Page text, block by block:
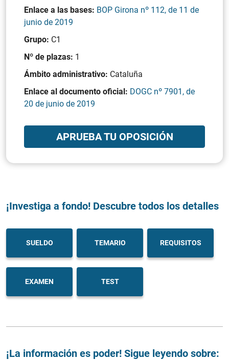
Enlace a las bases: BOP Girona nº 112, de 11 de
junio de 2019
Grupo: C1
Nº de plazas: 1
Ámbito administrativo: Cataluña
Enlace al documento oficial: DOGC nº 7901, de
20 de junio de 2019
APRUEBA TU OPOSICIÓN
¡Investiga a fondo! Descubre todos los detalles
SUELDO TEMARIO REQUISITOS
EXAMEN TEST
¡La información es poder! Sigue leyendo sobre: